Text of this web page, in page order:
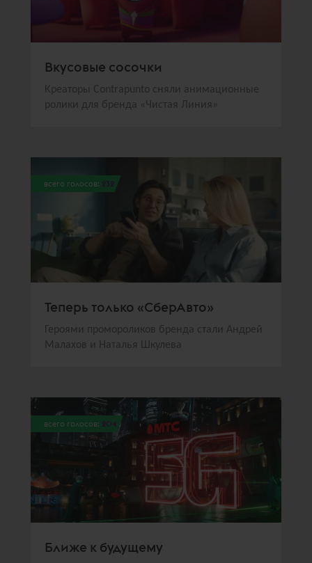
Вкусовые сосочки
Креаторы Contrаpunto сняли анимационные
ролики для бренда «Чистая Линия»
всего голосов: 232
Теперь только «СберАвто»
Героями промороликов бренда стали Андрей
Малахов и Наталья Шкулева
всего голосов: 204
Ближе к будущему